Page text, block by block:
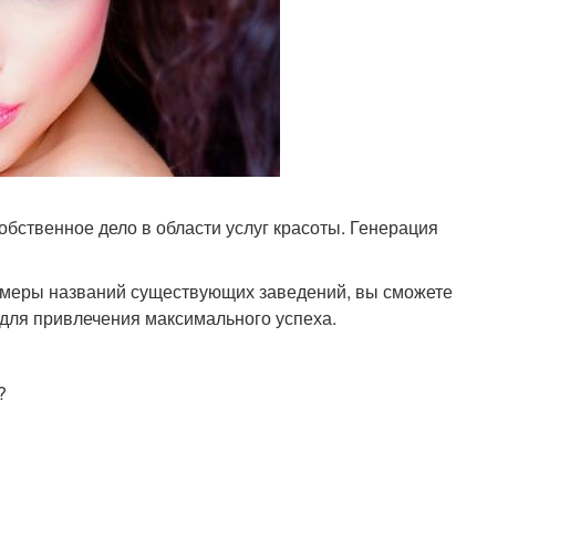
дело в области услуг красоты. Генерация
названий существующих заведений, вы сможете
привлечения максимального успеха.